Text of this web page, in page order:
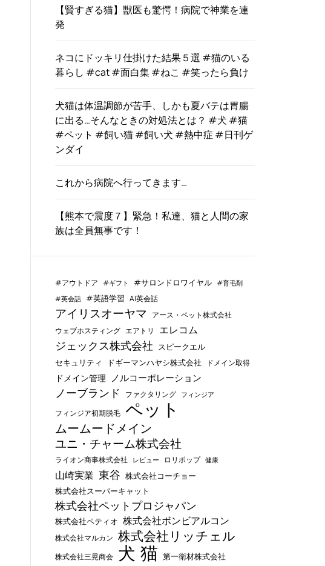
【賢すぎる猫】獣医も驚愕！病院で神業を連
発
ネコにドッキリ仕掛けた結果５選 #猫のいる
暮らし #cat #面白集 #ねこ #笑ったら負け
犬猫は体温調節が苦手、しかも夏バテは胃腸
に出る…そんなときの対処法とは？ #犬 #猫
#ペット #飼い猫 #飼い犬 #熱中症 #日刊ゲ
ンダイ
これから病院へ行ってきます…
【熊本で震度７】緊急！私達、猫と人間の家
族は全員無事です！
#アウトドア #ギフト #サロンドロワイヤル #育毛剤
#英会話 #英語学習 AI英会話
アイリスオーヤマ アース・ペット株式会社
ウェブホスティング エアトリ エレコム
ジェックス株式会社 スピークエル
セキュリティ ドギーマンハヤシ株式会社 ドメイン取得
ドメイン管理 ノルコーポレーション
ノーブランド ファクタリング フィンジア
フィンジア初期脱毛 ペット
ムームードメイン
ユニ・チャーム株式会社
ライオン商事株式会社 レビュー ロリポップ 健康
山崎実業 東谷 株式会社コーチョー
株式会社スーパーキャット
株式会社ペットプロジャパン
株式会社ペティオ 株式会社ボンビアルコン
株式会社マルカン 株式会社リッチェル
株式会社三晃商会 犬 猫 第一衛材株式会社